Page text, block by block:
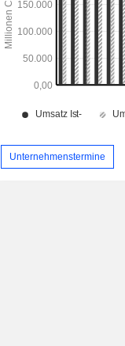
Unternehmenstermine